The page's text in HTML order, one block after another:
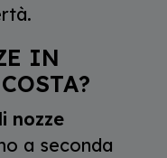
IN
nozze
a seconda